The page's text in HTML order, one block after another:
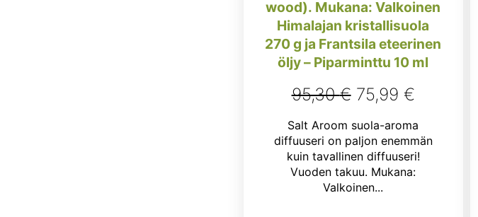
wood). Mukana: Valkoinen
Himalajan kristallisuola
270 g ja Frantsila eteerinen
öljy – Piparminttu 10 ml
95,30€ Alkuperäinen
hinta
oli:
95,30 €.
75,99 €Nykyinen
on:
75,99 €.
Salt Aroom suola-aroma
diffuuseri on paljon enemmän
kuin tavallinen diffuuseri!
Vuoden takuu. Mukana:
Valkoinen...